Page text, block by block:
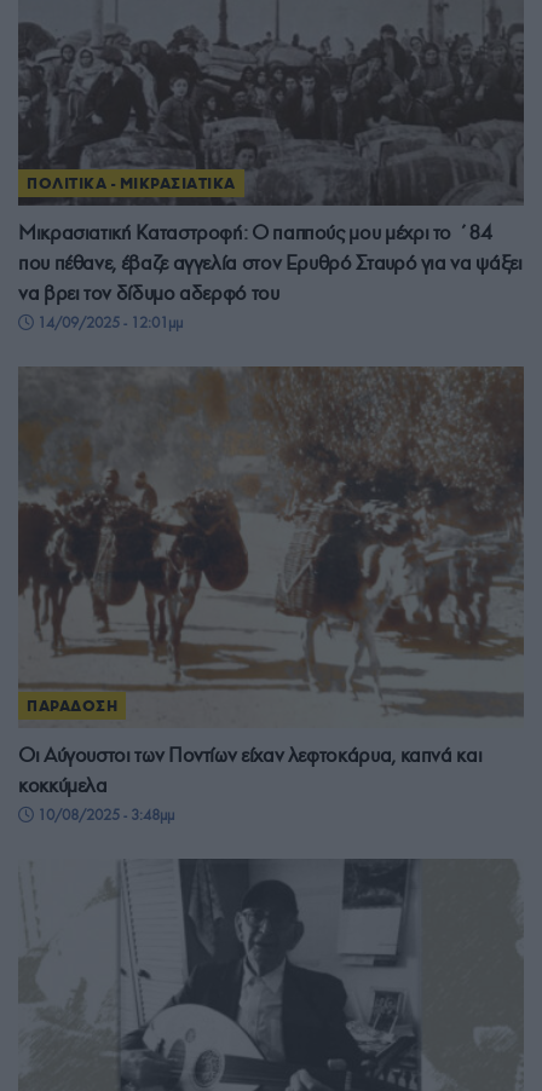
ΠΟΛΙΤΙΚΑ - ΜΙΚΡΑΣΙΑΤΙΚΑ
Μικρασιατική Καταστροφή: Ο παππούς μου μέχρι το ΄84
που πέθανε, έβαζε αγγελία στον Ερυθρό Σταυρό για να ψάξει
να βρει τον δίδυμο αδερφό του
14/09/2025 - 12:01μμ
ΠΑΡΑΔΟΣΗ
Οι Αύγουστοι των Ποντίων είχαν λεφτοκάρυα, καπνά και
κοκκύμελα
10/08/2025 - 3:48μμ